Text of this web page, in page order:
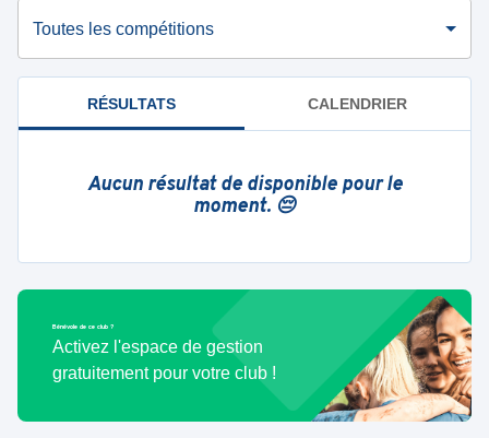
Toutes les compétitions
RÉSULTATS CALENDRIER
Aucun résultat de disponible pour le
moment. 😔
Bénévole de ce club ?
Activez l'espace de gestion
gratuitement pour votre club !